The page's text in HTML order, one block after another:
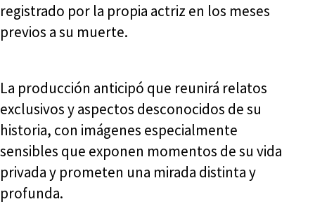
registrado por la propia actriz en los meses
previos a su muerte.
La producción anticipó que reunirá relatos
exclusivos y aspectos desconocidos de su
historia, con imágenes especialmente
sensibles que exponen momentos de su vida
privada y prometen una mirada distinta y
profunda.